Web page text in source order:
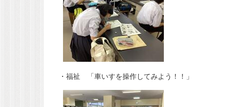
・福祉 「車いすを操作してみよう！！」